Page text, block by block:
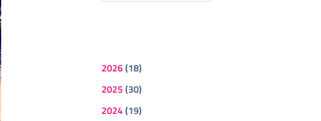
2026(18)
2025 (30)
2024(19)